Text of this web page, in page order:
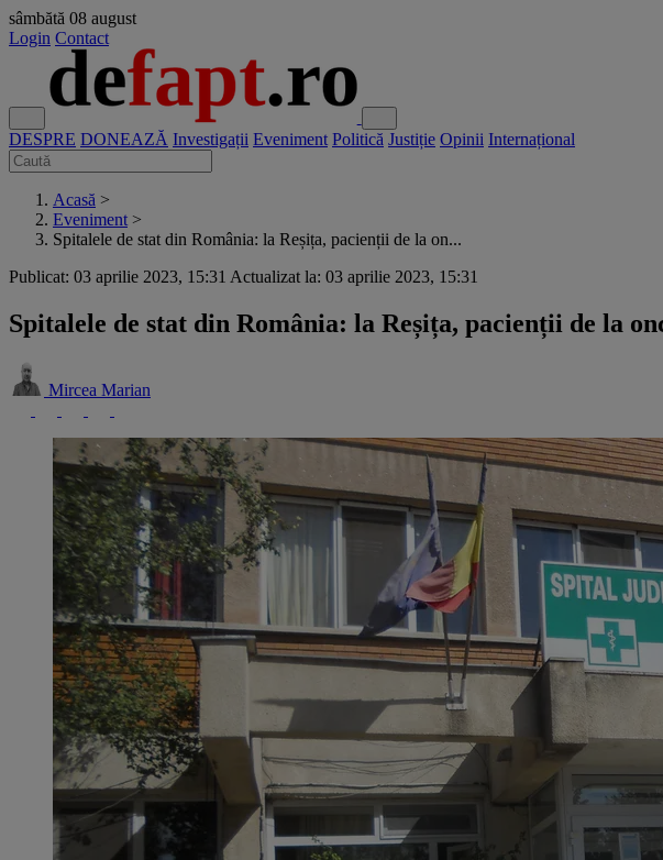
sâmbătă 08 august
Login Contact
DESPRE DONEAZĂ Investigații Eveniment Politică Justiție Opinii Internațional
Acasă >
Eveniment >
Spitalele de stat din România: la Reșița, pacienții de la on...
Publicat: 03 aprilie 2023, 15:31 Actualizat la: 03 aprilie 2023, 15:31
Spitalele de stat din România: la Reșița, pacienții de la
Mircea Marian